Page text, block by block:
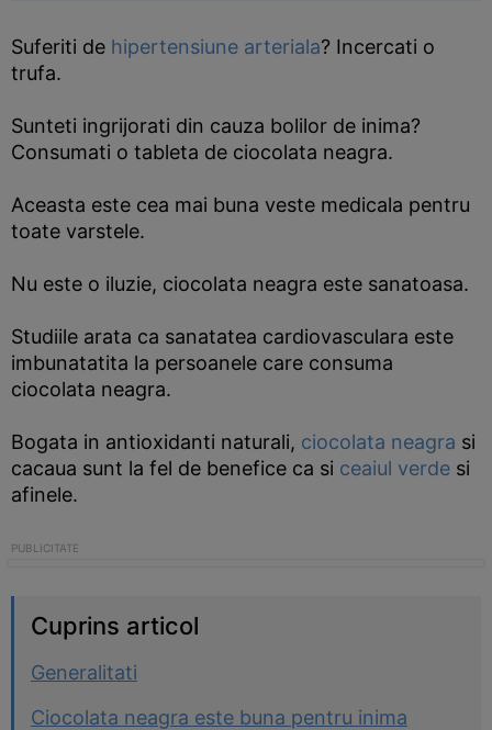
Suferiti de hipertensiune arteriala? Incercati o
trufa.
Sunteti ingrijorati din cauza bolilor de inima?
Consumati o tableta de ciocolata neagra.
Aceasta este cea mai buna veste medicala pentru
toate varstele.
Nu este o iluzie, ciocolata neagra este sanatoasa.
Studiile arata ca sanatatea cardiovasculara este
imbunatatita la persoanele care consuma
ciocolata neagra.
Bogata in antioxidanti naturali, ciocolata neagra si
cacaua sunt la fel de benefice ca si ceaiul verde si
afinele.
Cuprins articol
Generalitati
Ciocolata neagra este buna pentru inima